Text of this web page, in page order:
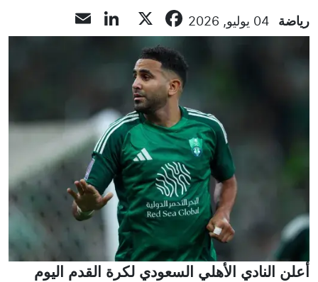
رياضة 04 يوليو, 2026 Facebook
LinkedIn
أعلن النادي الأهلي السعودي لكرة القدم اليوم